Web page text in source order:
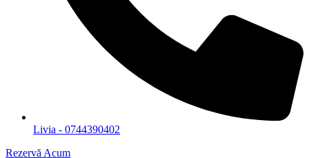
Livia - 0744390402
Rezervă Acum